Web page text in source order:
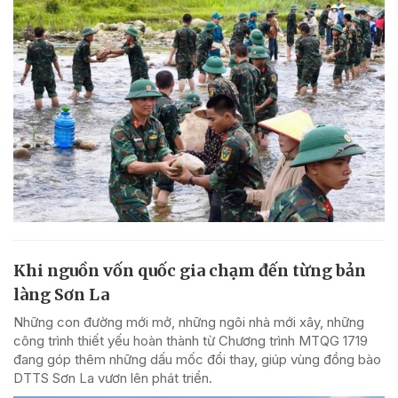
Khi nguồn vốn quốc gia chạm đến từng bản
làng Sơn La
Những con đường mới mở, những ngôi nhà mới xây, những
công trình thiết yếu hoàn thành từ Chương trình MTQG 1719
đang góp thêm những dấu mốc đổi thay, giúp vùng đồng bào
DTTS Sơn La vươn lên phát triển.